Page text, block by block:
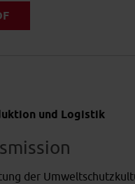
und Logistik
der